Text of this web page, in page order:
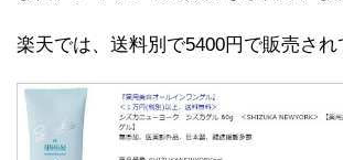
楽天では、送料別で5400円で販売され